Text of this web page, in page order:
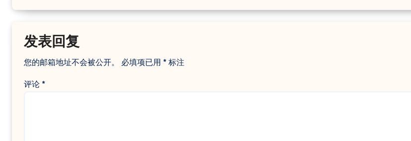
发表回复
您的邮箱地址不会被公开。 必填项已用 * 标注
评论 *